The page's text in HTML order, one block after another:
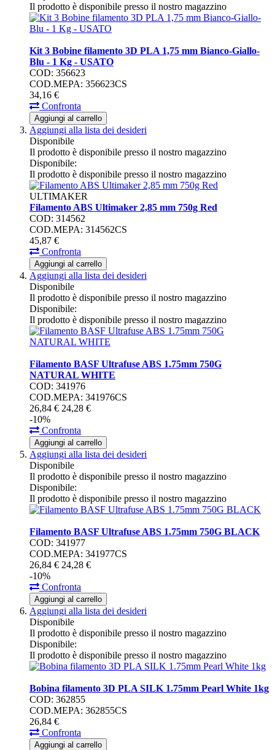
Il prodotto è disponibile presso il nostro magazzino
Kit 3 Bobine filamento 3D PLA 1,75 mm Bianco-Giallo-
Blu - 1 Kg - USATO
COD: 356623
COD.MEPA: 356623CS
34,16 €
Confronta
Aggiungi al carrello
Aggiungi alla lista dei desideri
Disponibile
Il prodotto è disponibile presso il nostro magazzino
Disponibile:
Il prodotto è disponibile presso il nostro magazzino
ULTIMAKER
Filamento ABS Ultimaker 2,85 mm 750g Red
COD: 314562
COD.MEPA: 314562CS
45,87 €
Confronta
Aggiungi al carrello
Aggiungi alla lista dei desideri
Disponibile
Il prodotto è disponibile presso il nostro magazzino
Disponibile:
Il prodotto è disponibile presso il nostro magazzino
Filamento BASF Ultrafuse ABS 1.75mm 750G
NATURAL WHITE
COD: 341976
COD.MEPA: 341976CS
26,84 € 24,28 €
-10%
Confronta
Aggiungi al carrello
Aggiungi alla lista dei desideri
Disponibile
Il prodotto è disponibile presso il nostro magazzino
Disponibile:
Il prodotto è disponibile presso il nostro magazzino
Filamento BASF Ultrafuse ABS 1.75mm 750G BLACK
COD: 341977
COD.MEPA: 341977CS
26,84 € 24,28 €
-10%
Confronta
Aggiungi al carrello
Aggiungi alla lista dei desideri
Disponibile
Il prodotto è disponibile presso il nostro magazzino
Disponibile:
Il prodotto è disponibile presso il nostro magazzino
Bobina filamento 3D PLA SILK 1.75mm Pearl White 1kg
COD: 362855
COD.MEPA: 362855CS
26,84 €
Confronta
Aggiungi al carrello